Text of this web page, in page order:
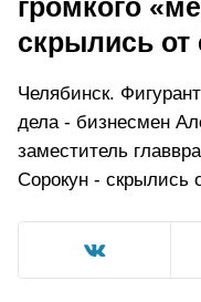
громкого
скрылись от
Челябинск.
дела - бизнесмен
заместитель
Сорокун - скрылись